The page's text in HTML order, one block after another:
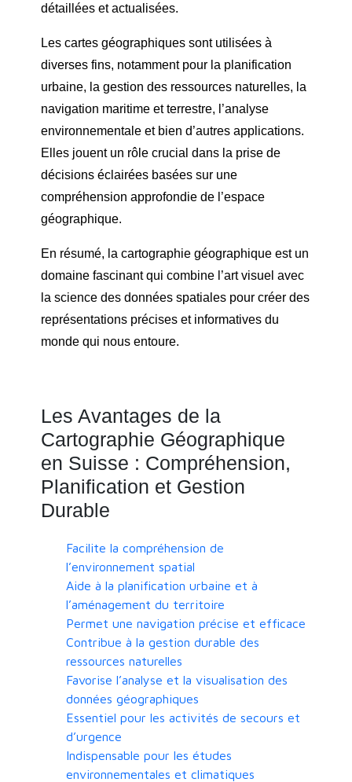
détaillées et actualisées.
Les cartes géographiques sont utilisées à
diverses fins, notamment pour la planification
urbaine, la gestion des ressources naturelles, la
navigation maritime et terrestre, l’analyse
environnementale et bien d’autres applications.
Elles jouent un rôle crucial dans la prise de
décisions éclairées basées sur une
compréhension approfondie de l’espace
géographique.
En résumé, la cartographie géographique est un
domaine fascinant qui combine l’art visuel avec
la science des données spatiales pour créer des
représentations précises et informatives du
monde qui nous entoure.
Les Avantages de la
Cartographie Géographique
en Suisse : Compréhension,
Planification et Gestion
Durable
Facilite la compréhension de
l’environnement spatial
Aide à la planification urbaine et à
l’aménagement du territoire
Permet une navigation précise et efficace
Contribue à la gestion durable des
ressources naturelles
Favorise l’analyse et la visualisation des
données géographiques
Essentiel pour les activités de secours et
d’urgence
Indispensable pour les études
environnementales et climatiques